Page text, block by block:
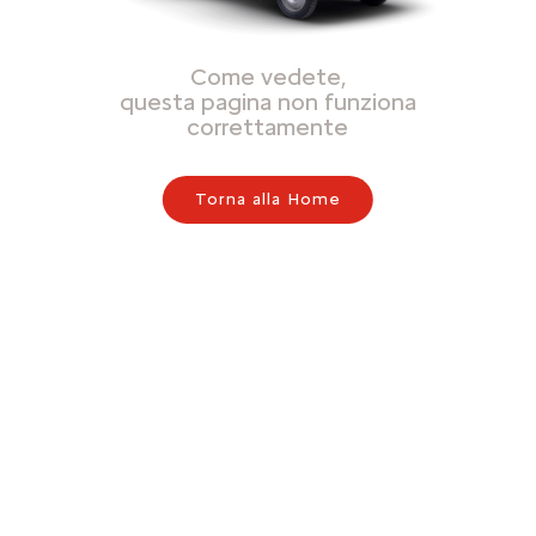
Come vedete,
questa pagina non funziona
correttamente
Torna alla Home